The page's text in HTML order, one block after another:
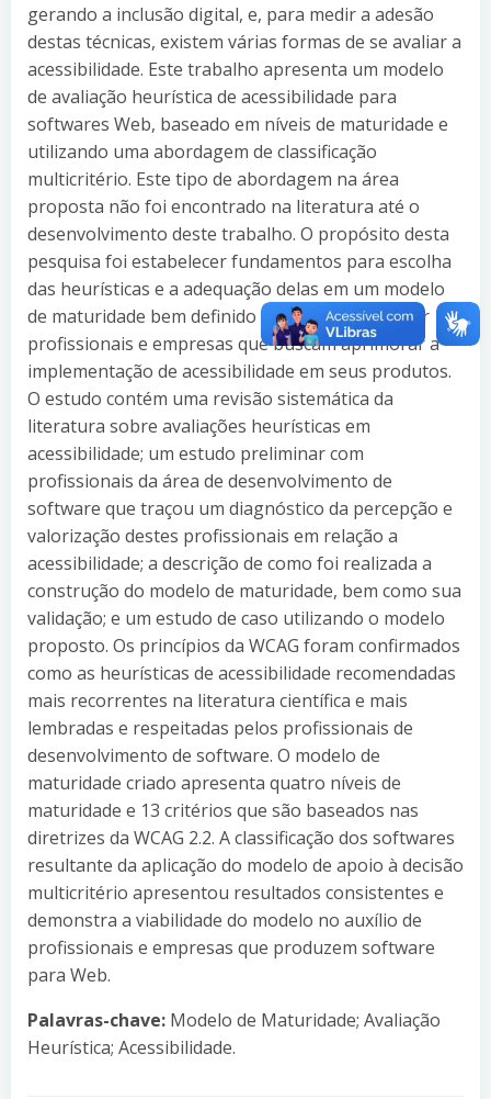
gerando a inclusão digital, e, para medir a adesão
destas técnicas, existem várias formas de se avaliar a
acessibilidade. Este trabalho apresenta um modelo
de avaliação heurística de acessibilidade para
softwares Web, baseado em níveis de maturidade e
utilizando uma abordagem de classificação
multicritério. Este tipo de abordagem na área
proposta não foi encontrado na literatura até o
desenvolvimento deste trabalho. O propósito desta
pesquisa foi estabelecer fundamentos para escolha
das heurísticas e a adequação delas em um modelo
de maturidade bem definido que pudesse auxiliar
profissionais e empresas que buscam aprimorar a
implementação de acessibilidade em seus produtos.
O estudo contém uma revisão sistemática da
literatura sobre avaliações heurísticas em
acessibilidade; um estudo preliminar com
profissionais da área de desenvolvimento de
software que traçou um diagnóstico da percepção e
valorização destes profissionais em relação a
acessibilidade; a descrição de como foi realizada a
construção do modelo de maturidade, bem como sua
validação; e um estudo de caso utilizando o modelo
proposto. Os princípios da WCAG foram confirmados
como as heurísticas de acessibilidade recomendadas
mais recorrentes na literatura científica e mais
lembradas e respeitadas pelos profissionais de
desenvolvimento de software. O modelo de
maturidade criado apresenta quatro níveis de
maturidade e 13 critérios que são baseados nas
diretrizes da WCAG 2.2. A classificação dos softwares
resultante da aplicação do modelo de apoio à decisão
multicritério apresentou resultados consistentes e
demonstra a viabilidade do modelo no auxílio de
profissionais e empresas que produzem software
para Web.
Palavras-chave: Modelo de Maturidade; Avaliação
Heurística; Acessibilidade.